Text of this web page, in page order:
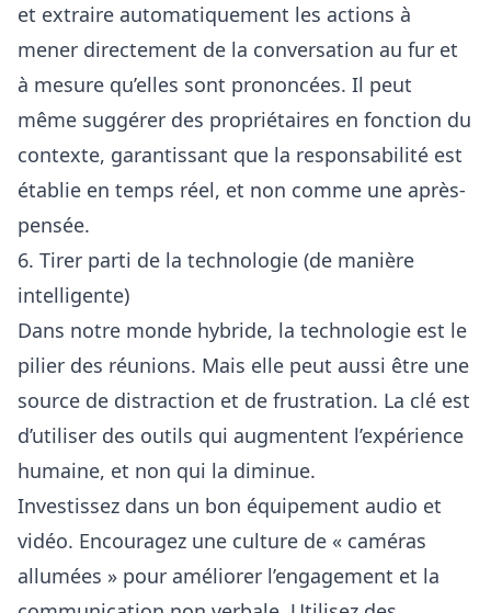
et extraire automatiquement les actions à
mener directement de la conversation au fur et
à mesure qu’elles sont prononcées. Il peut
même suggérer des propriétaires en fonction du
contexte, garantissant que la responsabilité est
établie en temps réel, et non comme une après-
pensée.
6. Tirer parti de la technologie (de manière
intelligente)
Dans notre monde hybride, la technologie est le
pilier des réunions. Mais elle peut aussi être une
source de distraction et de frustration. La clé est
d’utiliser des outils qui augmentent l’expérience
humaine, et non qui la diminue.
Investissez dans un bon équipement audio et
vidéo. Encouragez une culture de « caméras
allumées » pour améliorer l’engagement et la